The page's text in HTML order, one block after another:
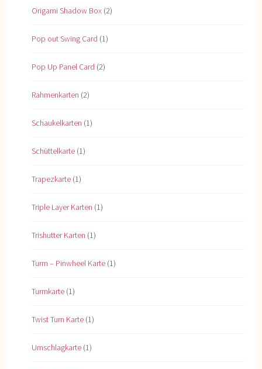
Origami Shadow Box (2)
Pop out Swing Card (1)
Pop Up Panel Card (2)
Rahmenkarten (2)
Schaukelkarten (1)
Schüttelkarte (1)
Trapezkarte (1)
Triple Layer Karten (1)
Trishutter Karten (1)
Turm – Pinwheel Karte (1)
Turmkarte (1)
Twist Turn Karte (1)
Umschlagkarte (1)